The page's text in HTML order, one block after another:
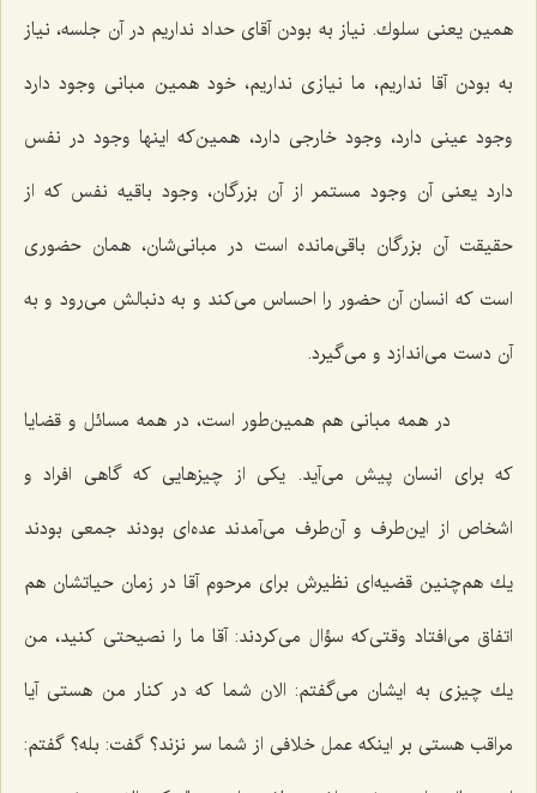
همین یعنی سلوك. نیاز به بودن آقای حداد نداریم در آن جلسه، نیاز
به بودن آقا نداریم، ما نیازی نداریم، خود همین مبانی وجود دارد
وجود عینی دارد، وجود خارجی دارد، همین‌كه اینها وجود در نفس
دارد یعنی آن وجود مستمر از آن بزرگان، وجود باقیه نفس كه از
حقیقت آن بزرگان باقی‌مانده است در مبانی‌شان، همان حضوری
است كه انسان آن حضور را احساس می‌كند و به دنبالش می‌رود و به
آن دست می‌اندازد و می‌گیرد.
در همه مبانی هم همین‌طور است، در همه مسائل و قضایا
كه برای انسان پیش می‌آید. یكی از چیزهایی كه گاهی افراد و
اشخاص از این‌طرف و آن‌طرف می‌آمدند عده‌ای بودند جمعی بودند
یك هم‌چنین قضیه‌ای نظیرش برای مرحوم آقا در زمان حیاتشان هم
اتفاق می‌افتاد وقتی‌كه سؤال می‌كردند: آقا ما را نصیحتی كنید، من
یك چیزی به ایشان می‌گفتم: الان شما كه در كنار من هستی آیا
مراقب هستی بر اینكه عمل خلافی از شما سر نزند؟ گفت: بله؟ گفتم: